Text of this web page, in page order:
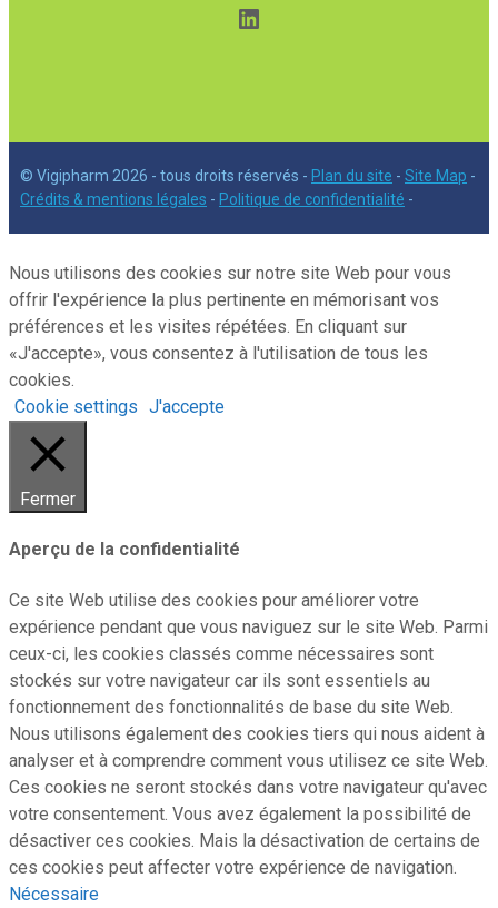
LinkedIn
© Vigipharm 2026 - tous droits réservés - Plan du site - Site Map -
Crédits & mentions légales - Politique de confidentialité -
Nous utilisons des cookies sur notre site Web pour vous
offrir l'expérience la plus pertinente en mémorisant vos
préférences et les visites répétées. En cliquant sur
«J'accepte», vous consentez à l'utilisation de tous les
cookies.
Cookie settings J'accepte
Fermer
Aperçu de la confidentialité
Ce site Web utilise des cookies pour améliorer votre
expérience pendant que vous naviguez sur le site Web. Parmi
ceux-ci, les cookies classés comme nécessaires sont
stockés sur votre navigateur car ils sont essentiels au
fonctionnement des fonctionnalités de base du site Web.
Nous utilisons également des cookies tiers qui nous aident à
analyser et à comprendre comment vous utilisez ce site Web.
Ces cookies ne seront stockés dans votre navigateur qu'avec
votre consentement. Vous avez également la possibilité de
désactiver ces cookies. Mais la désactivation de certains de
ces cookies peut affecter votre expérience de navigation.
Nécessaire